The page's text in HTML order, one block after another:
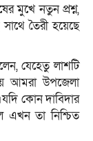
মুখে নতুন প্রশ্ন,
তৈরী হয়েছে
যেহেতু লাশটি
আমরা উপজেলা
কোন দাবিদার
এখন তা নিশ্চিত